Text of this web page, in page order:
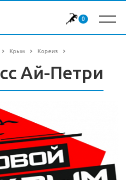
0
Крым Кореиз
Ай-Петри